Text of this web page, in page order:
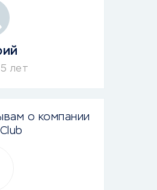
лет
о компании